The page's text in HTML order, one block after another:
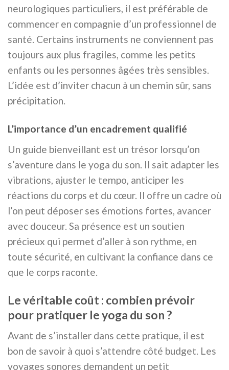
neurologiques particuliers, il est préférable de
commencer en compagnie d’un professionnel de
santé. Certains instruments ne conviennent pas
toujours aux plus fragiles, comme les petits
enfants ou les personnes âgées très sensibles.
L’idée est d’inviter chacun à un chemin sûr, sans
précipitation.
L’importance d’un encadrement qualifié
Un guide bienveillant est un trésor lorsqu’on
s’aventure dans le yoga du son. Il sait adapter les
vibrations, ajuster le tempo, anticiper les
réactions du corps et du cœur. Il offre un cadre où
l’on peut déposer ses émotions fortes, avancer
avec douceur. Sa présence est un soutien
précieux qui permet d’aller à son rythme, en
toute sécurité, en cultivant la confiance dans ce
que le corps raconte.
Le véritable coût : combien prévoir
pour pratiquer le yoga du son ?
Avant de s’installer dans cette pratique, il est
bon de savoir à quoi s’attendre côté budget. Les
voyages sonores demandent un petit